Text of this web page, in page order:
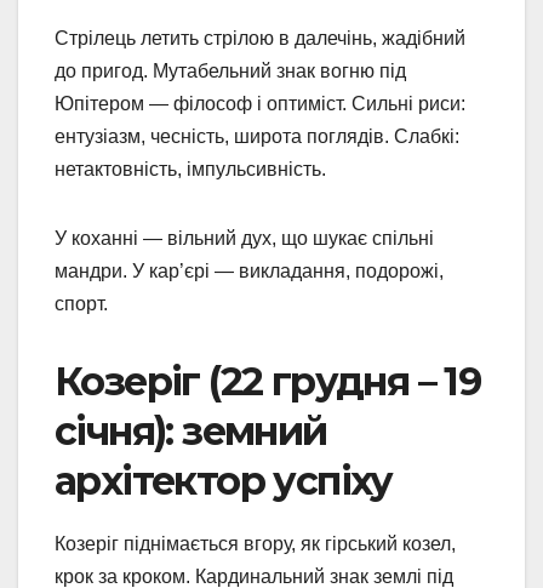
Стрілець летить стрілою в далечінь, жадібний
до пригод. Мутабельний знак вогню під
Юпітером — філософ і оптиміст. Сильні риси:
ентузіазм, чесність, широта поглядів. Слабкі:
нетактовність, імпульсивність.
У коханні — вільний дух, що шукає спільні
мандри. У кар’єрі — викладання, подорожі,
спорт.
Козеріг (22 грудня – 19
січня): земний
архітектор успіху
Козеріг піднімається вгору, як гірський козел,
крок за кроком. Кардинальний знак землі під